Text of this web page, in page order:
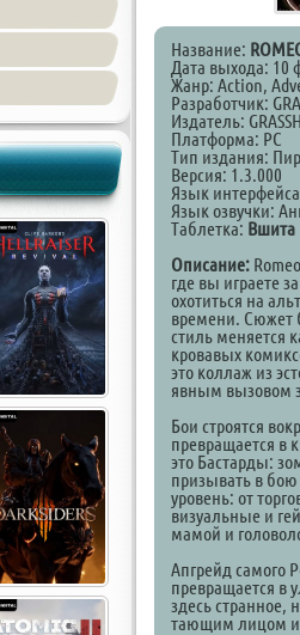
Название:
Дата выхода: 10
Жанр: Action,
Разработчик:
Издатель:
Платформа: PC
Тип издания:
Версия: 1.3.000
Язык
Язык озвучки:
Таблетка: Вшита
Описание:
где вы играете
охотиться на
времени. Сюжет
стиль меняется
кровавых
это коллаж из
явным вызовом
Бои строятся
превращается в
это Бастарды:
призывать в
уровень: от
визуальные и
мамой и
Апгрейд самого
превращается в
здесь странное,
тающим лицом и